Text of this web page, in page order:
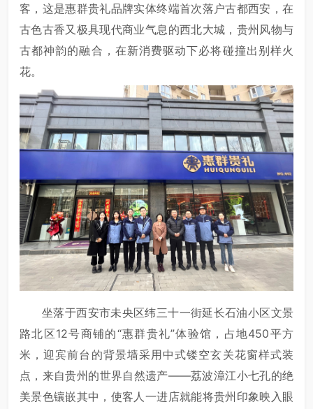
客，这是惠群贵礼品牌实体终端首次落户古都西安，在
古色古香又极具现代商业气息的西北大城，贵州风物与
古都神韵的融合，在新消费驱动下必将碰撞出别样火
花。
坐落于西安市未央区纬三十一街延长石油小区文景
路北区12号商铺的“惠群贵礼”体验馆，占地450平方
米，迎宾前台的背景墙采用中式镂空玄关花窗样式装
点，来自贵州的世界自然遗产——荔波漳江小七孔的绝
美景色镶嵌其中，使客人一进店就能将贵州印象映入眼